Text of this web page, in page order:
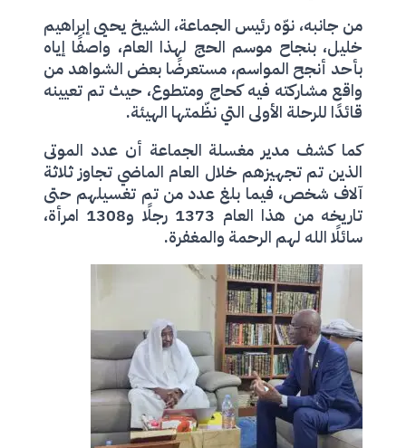
من جانبه، نوّه رئيس الجماعة، الشيخ يحيى إبراهيم
خليل، بنجاح موسم الحج لهذا العام، واصفًا إياه
بأحد أنجح المواسم، مستعرضًا بعض الشواهد من
واقع مشاركته فيه كحاج ومتطوع، حيث تم تعيينه
قائدًا للرحلة الأولى التي نظّمتها الهيئة.
كما كشف مدير مغسلة الجماعة أن عدد الموتى
الذين تم تجهيزهم خلال العام الماضي تجاوز ثلاثة
آلاف شخص، فيما بلغ عدد من تم تغسيلهم حتى
تاريخه من هذا العام 1373 رجلًا و1308 امرأة،
سائلًا الله لهم الرحمة والمغفرة.